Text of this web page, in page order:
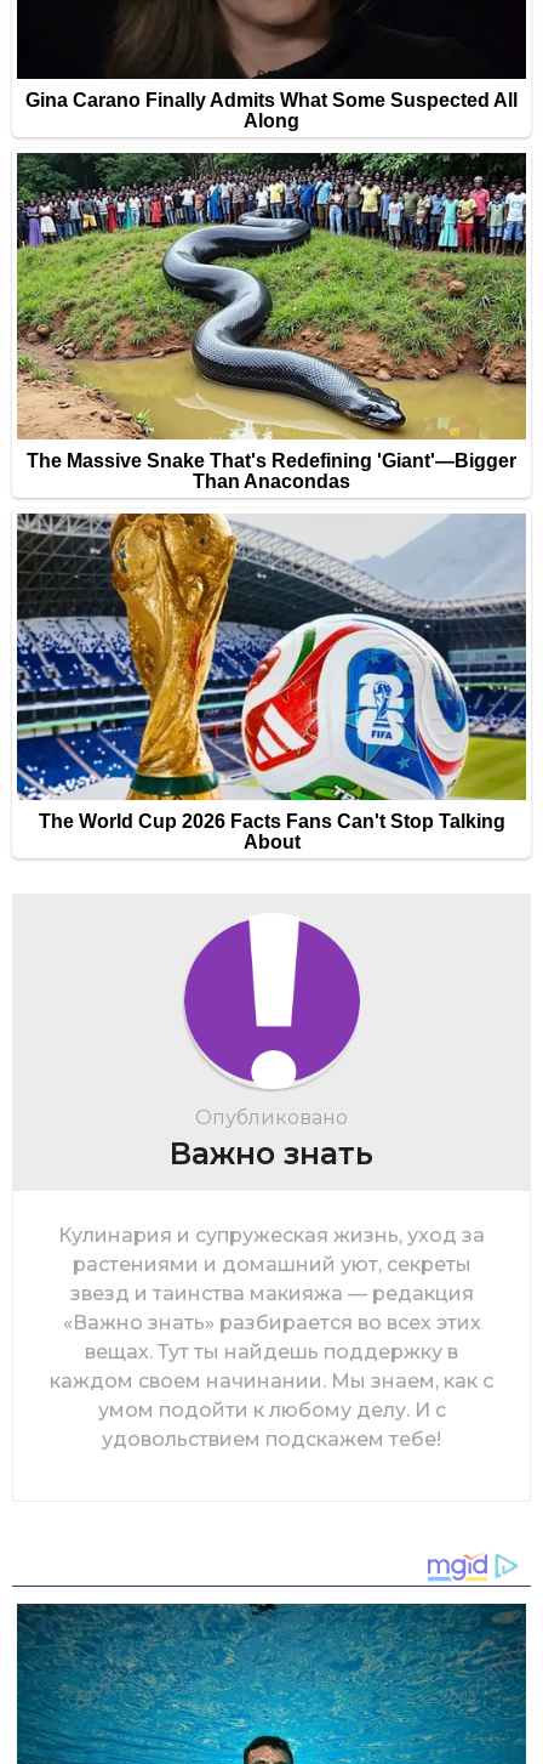
Опубликовано
Важно знать
Кулинария и супружеская жизнь, уход за
растениями и домашний уют, секреты
звезд и таинства макияжа — редакция
«Важно знать» разбирается во всех этих
вещах. Тут ты найдешь поддержку в
каждом своем начинании. Мы знаем, как с
умом подойти к любому делу. И с
удовольствием подскажем тебе!